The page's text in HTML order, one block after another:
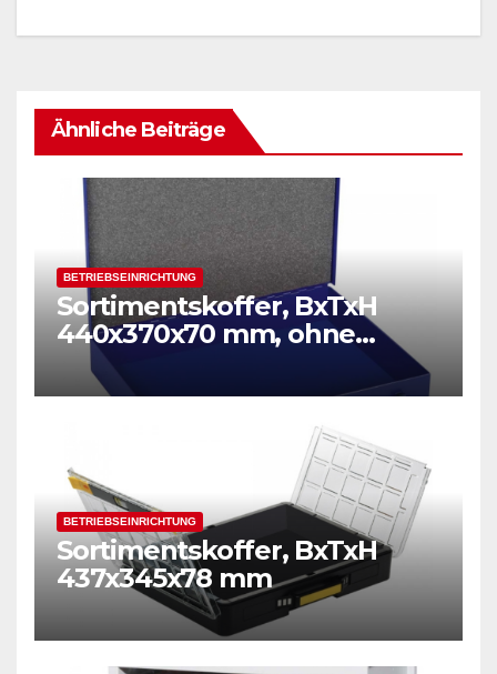
Ähnliche Beiträge
BETRIEBSEINRICHTUNG
Sortimentskoffer, BxTxH
440x370x70 mm, ohne
Einsätze
BETRIEBSEINRICHTUNG
Sortimentskoffer, BxTxH
437x345x78 mm